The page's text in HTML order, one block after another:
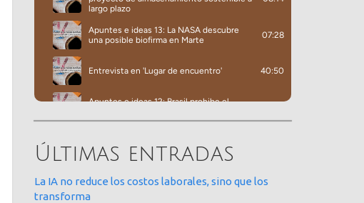
Últimas entradas
La IA no reduce los costos laborales, sino que los
transforma